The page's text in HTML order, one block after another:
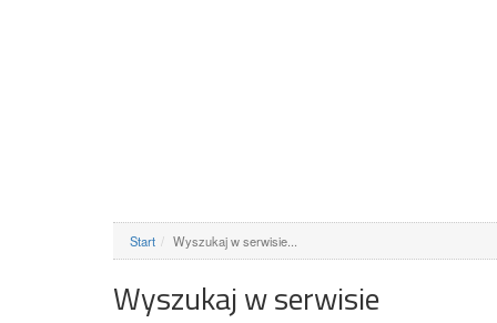
Start Wyszukaj w serwisie...
Wyszukaj w serwisie